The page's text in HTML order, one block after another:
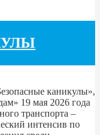
каникулы»,
19 мая 2026 года
транспорта –
интенсив по